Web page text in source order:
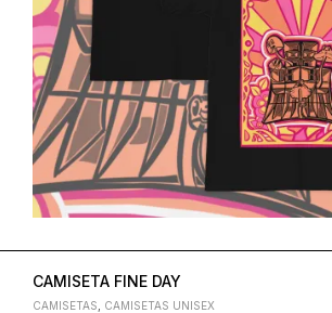
CAMISETA FINE DAY
CAMISETAS CAMISETAS UNISEX